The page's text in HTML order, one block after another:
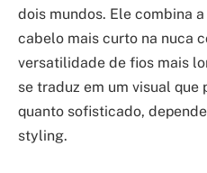
dois mundos. Ele combina
cabelo mais curto na nuca
versatilidade de fios mais
se traduz em um visual
quanto sofisticado,
styling.